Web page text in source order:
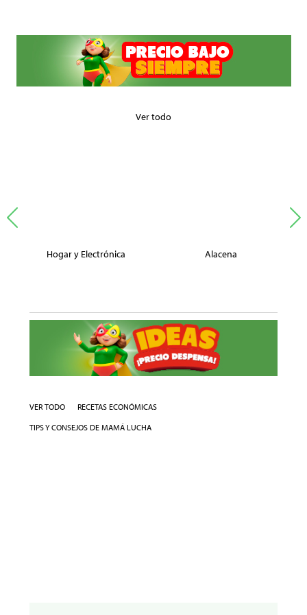
Ver todo
Hogar y Electrónica Alacena
VER TODO
RECETAS ECONÓMICAS
TIPS Y CONSEJOS DE MAMÁ LUCHA